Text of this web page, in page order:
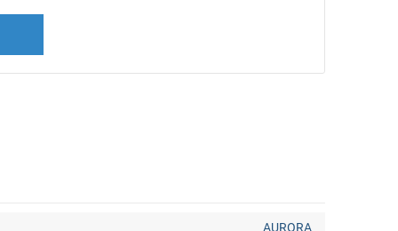
AURORA